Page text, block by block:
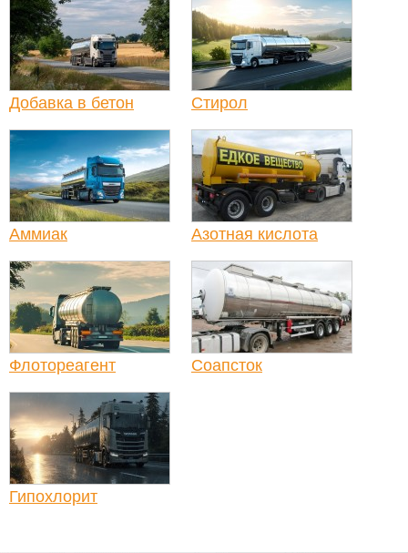
Добавка в бетон Стирол
Аммиак Азотная кислота
Флотореагент Соапсток
Гипохлорит